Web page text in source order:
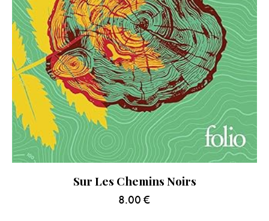
Sur Les Chemins Noirs
8.00 €